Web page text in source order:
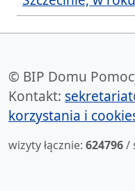
© BIP Domu
Kontakt:
korzystania i
wizyty łącznie: 624796/